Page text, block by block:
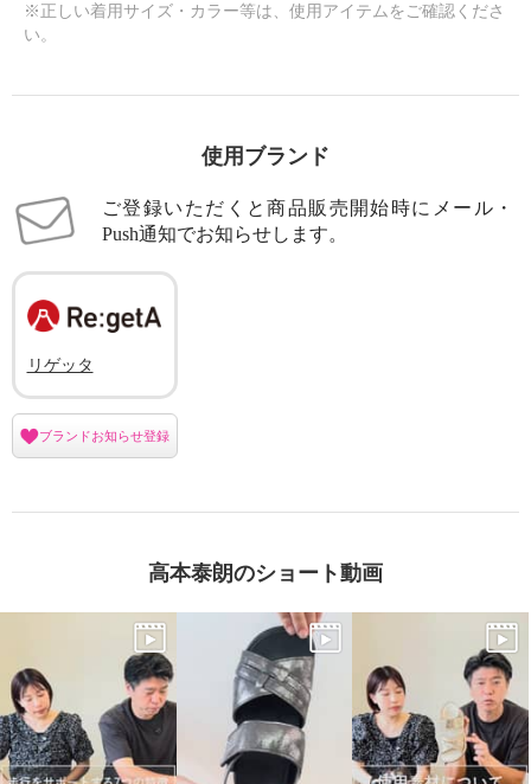
※正しい着用サイズ・カラー等は、使用アイテムをご確認くださ
い。
使用ブランド
ご登録いただくと商品販売開始時にメール・
Push通知でお知らせします。
リゲッタ
ブランドお知らせ登録
高本泰朗のショート動画